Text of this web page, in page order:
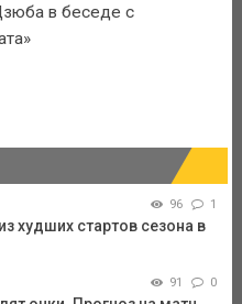
в беседе с
96 1
худших стартов сезона в
91 0